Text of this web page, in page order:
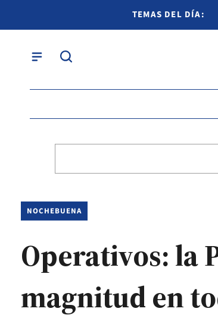
TEMAS DEL DÍA:
NOCHEBUENA
Operativos: la
magnitud en